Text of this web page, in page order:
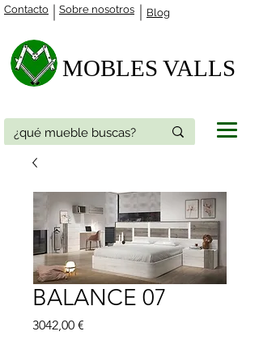
Contacto Blog
Sobre nosotros
MOBLES VALLS​
BALANCE 07
3042,00 €